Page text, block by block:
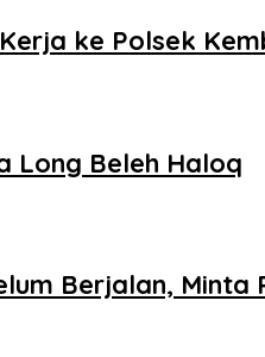
ke Polsek
Long Beleh Haloq
Berjalan,